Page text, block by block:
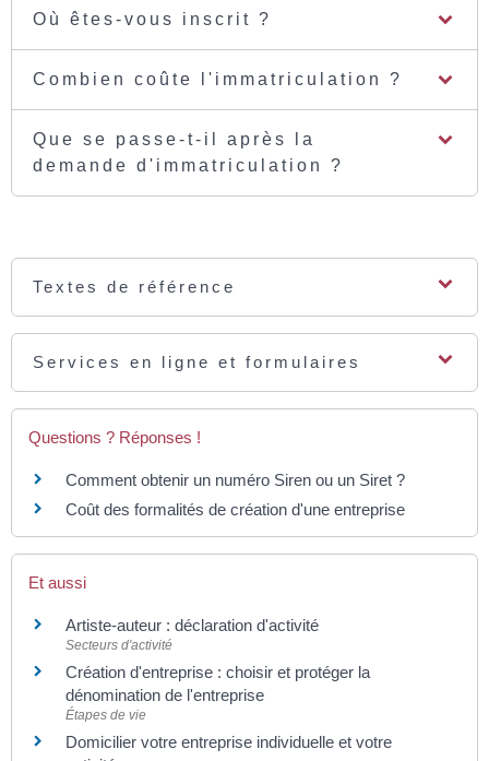
Où êtes-vous inscrit ?
Combien coûte l'immatriculation ?
Que se passe-t-il après la
demande d'immatriculation ?
Textes de référence
Services en ligne et formulaires
Questions ? Réponses !
Comment obtenir un numéro Siren ou un Siret ?
Coût des formalités de création d'une entreprise
Et aussi
Artiste-auteur : déclaration d'activité
Secteurs d'activité
Création d'entreprise : choisir et protéger la
dénomination de l'entreprise
Étapes de vie
Domicilier votre entreprise individuelle et votre